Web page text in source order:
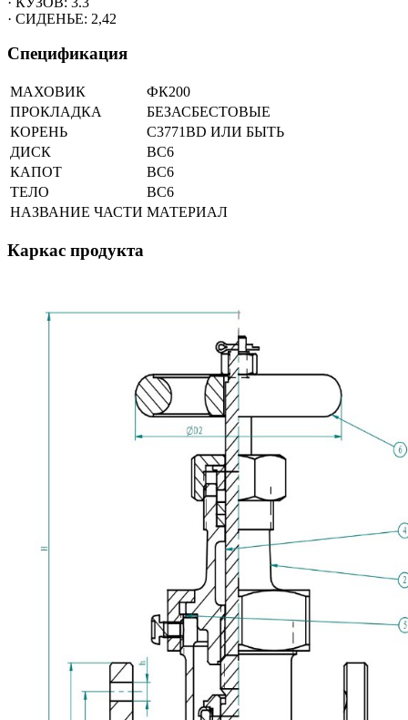
· СИДЕНЬЕ: 2,42
Спецификация
МАХОВИК
ФК200
ПРОКЛАДКА
БЕЗАСБЕСТОВЫЕ
КОРЕНЬ
C3771BD ИЛИ БЫТЬ
ДИСК
BC6
КАПОТ
BC6
ТЕЛО
BC6
НАЗВАНИЕ ЧАСТИ МАТЕРИАЛ
Каркас продукта